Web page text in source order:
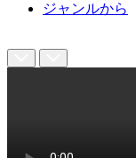
ジャンルから